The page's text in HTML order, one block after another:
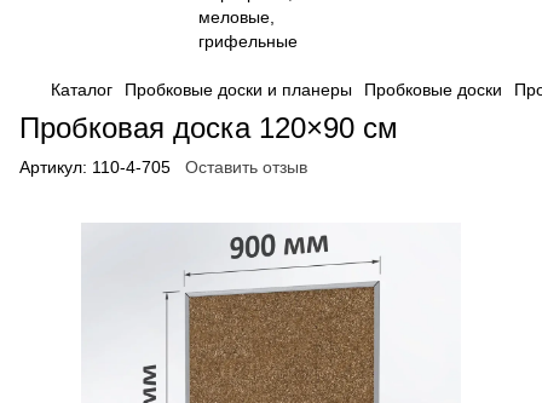
Каталог Пробковые доски и планеры Пробковые доски
Пробковая доска 120×90 см
Артикул: 110-4-705 Оставить отзыв